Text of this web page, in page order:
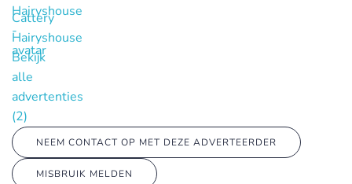
Cattery
Hairyshouse
Bekijk
alle
advertenties
(2)
NEEM CONTACT OP MET DEZE ADVERTEERDER
MISBRUIK MELDEN